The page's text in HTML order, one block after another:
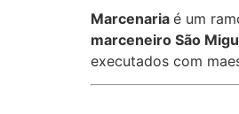
Marcenaria é um
marceneiro São
executados com